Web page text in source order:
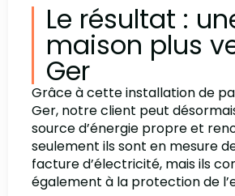
Le résultat :
maison plus
Ger
Grâce à cette installation de
Ger, notre client peut
source d’énergie propre et
seulement ils sont en mesure
facture d’électricité, mais ils
également à la protection de